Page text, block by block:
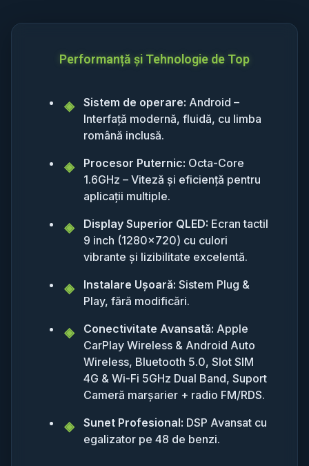
Performanță și Tehnologie de Top
Sistem de operare: Android –
Interfață modernă, fluidă, cu limba
română inclusă.
Procesor Puternic: Octa-Core
1.6GHz – Viteză și eficiență pentru
aplicații multiple.
Display Superior QLED: Ecran tactil
9 inch (1280x720) cu culori
vibrante și lizibilitate excelentă.
Instalare Ușoară: Sistem Plug &
Play, fără modificări.
Conectivitate Avansată: Apple
CarPlay Wireless & Android Auto
Wireless, Bluetooth 5.0, Slot SIM
4G & Wi-Fi 5GHz Dual Band, Suport
Cameră marșarier + radio FM/RDS.
Sunet Profesional: DSP Avansat cu
egalizator pe 48 de benzi.